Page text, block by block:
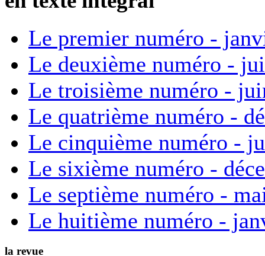
Le premier numéro -
Le deuxième numéro -
Le troisième numéro -
Le quatrième numéro -
Le cinquième numéro -
Le sixième numéro -
Le septième numéro -
Le huitième numéro -
la revue